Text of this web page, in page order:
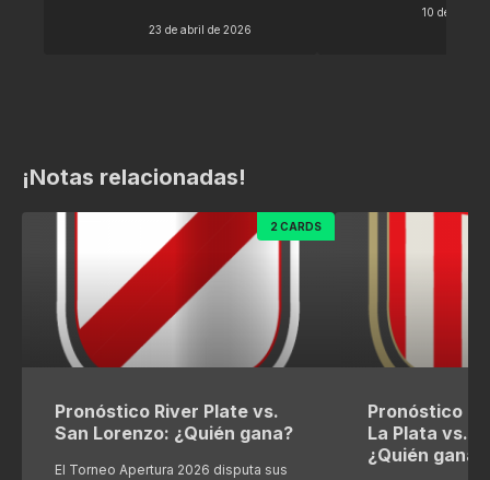
23 de abril de 2026
10 de abril
¡Notas relacionadas!
2 CARDS
Pronóstico River Plate vs.
San Lorenzo: ¿Quién gana?
El Torneo Apertura 2026 disputa sus
Pronóstico
La Plata vs.
¿Quién gana?